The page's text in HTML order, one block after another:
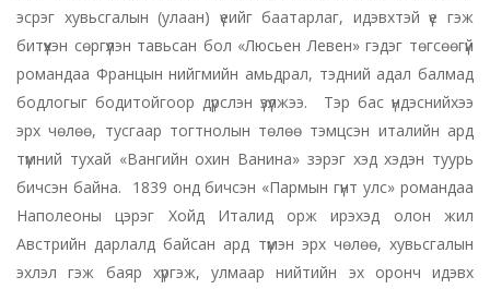
эсрэг хувьсгалын (улаан) үеийг баатарлаг, идэвхтэй үе гэж
битүүхэн сөргүүлэн тавьсан бол «Люсьен Левен» гэдэг төгсөөгүй
романдаа Францын нийгмийн амьдрал, тэдний адал балмад
бодлогыг бодитойгоор дүрслэн үзүүлжээ. Тэр бас үндэснийхээ
эрх чөлөө, тусгаар тогтнолын төлөө тэмцсэн италийн ард
түмний тухай «Вангийн охин Ванина» зэрэг хэд хэдэн туурь
бичсэн байна. 1839 онд бичсэн «Пармын гүнт улс» романдаа
Наполеоны цэрэг Хойд Италид орж ирэхэд олон жил
Австрийн дарлалд байсан ард түмэн эрх чөлөө, хувьсгалын
эхлэл гэж баяр хүргэж, улмаар нийтийн эх оронч идэвх